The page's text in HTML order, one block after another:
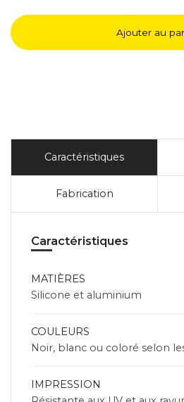
Ajouter au
Caractéristiques
Fabrication
Caractéristiques
MATIÈRES
Silicone et aluminium
COULEURS
Noir, blanc ou coloré selon
IMPRESSION